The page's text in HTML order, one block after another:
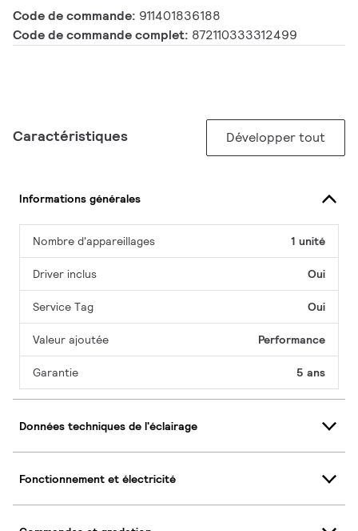
Code de commande: 911401836188
Code de commande complet: 872110333312499
Caractéristiques Développer tout
Informations générales
Nombre d'appareillages 1 unité
Driver inclus Oui
Service Tag Oui
Valeur ajoutée Performance
Garantie 5 ans
Données techniques de l'éclairage
Fonctionnement et électricité